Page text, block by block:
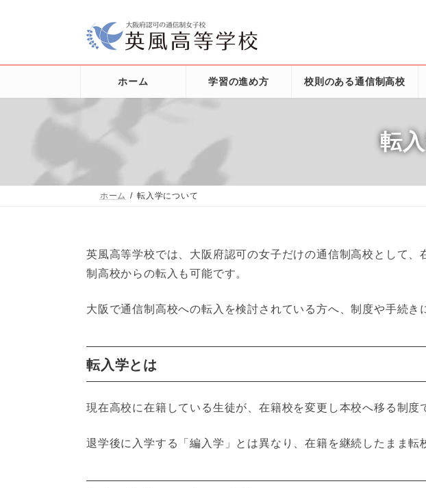
ツ
シ
ホーム 学習の進め方 校則のある通信制高校
転
ホーム 転入学について
英風高等学校では、大阪府認可の女子だけの通信制高校として
制高校からの転入も可能です。
大阪で通信制高校への転入を検討されている方へ、制度や手続き
転入学とは
現在高校に在籍している生徒が、在籍校を変更し本校へ移る制度
退学後に入学する「編入学」とは異なり、在籍を継続したまま転